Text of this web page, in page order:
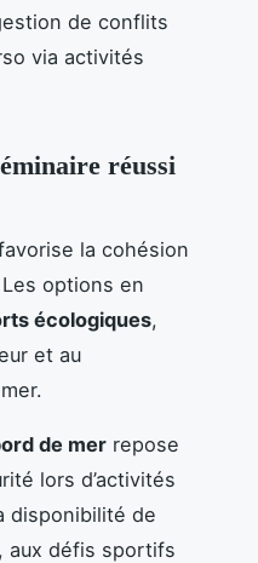
de conflits
via activités
réussi
la cohésion
options en
écologiques,
et au
de mer repose
lors d’activités
disponibilité de
aux défis sportifs